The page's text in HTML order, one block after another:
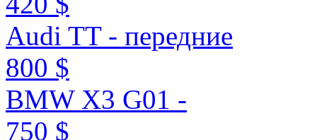
Audi TT - передние
800 $
BMW X3 G01 -
750 $